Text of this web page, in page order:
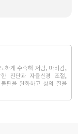
하게 수축해 저림, 마비감,
진단과 자율신경 조절,
편을 완화하고 삶의 질을